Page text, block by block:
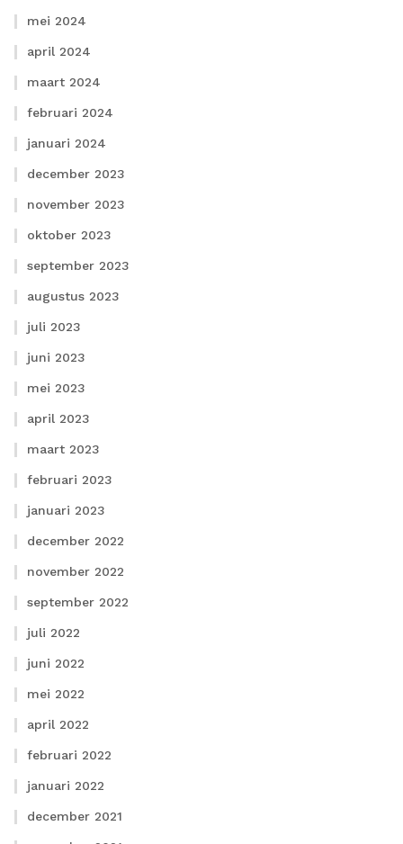
mei 2024
april 2024
maart 2024
februari 2024
januari 2024
december 2023
november 2023
oktober 2023
september 2023
augustus 2023
juli 2023
juni 2023
mei 2023
april 2023
maart 2023
februari 2023
januari 2023
december 2022
november 2022
september 2022
juli 2022
juni 2022
mei 2022
april 2022
februari 2022
januari 2022
december 2021